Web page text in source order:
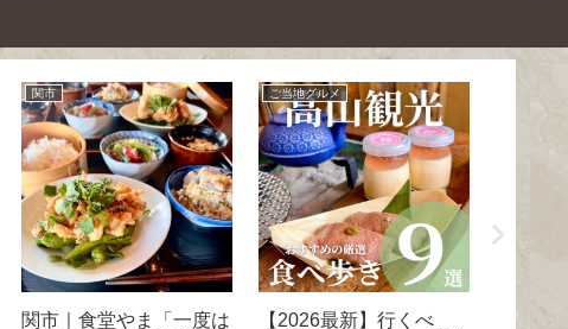
関市
関市｜食堂やま「一度は
ご当地グルメ
【2026最新】行くべ
【世界